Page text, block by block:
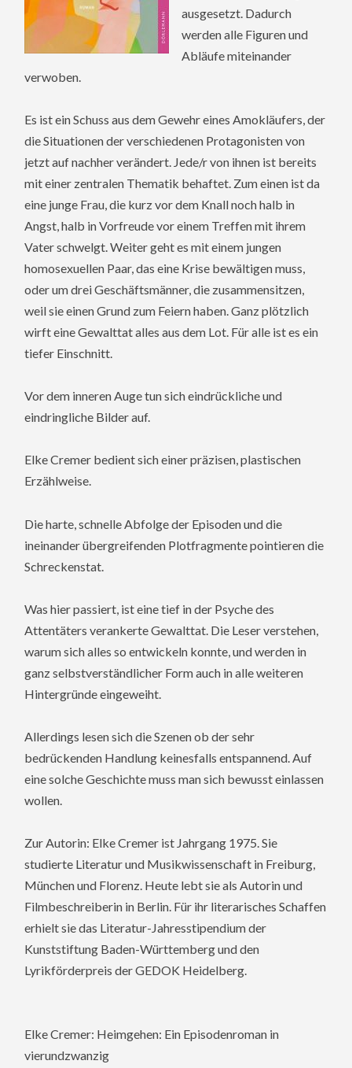
ausgesetzt. Dadurch
werden alle Figuren und
Abläufe miteinander
verwoben.
Es ist ein Schuss aus dem Gewehr eines Amokläufers, der
die Situationen der verschiedenen Protagonisten von
jetzt auf nachher verändert. Jede/r von ihnen ist bereits
mit einer zentralen Thematik behaftet. Zum einen ist da
eine junge Frau, die kurz vor dem Knall noch halb in
Angst, halb in Vorfreude vor einem Treffen mit ihrem
Vater schwelgt. Weiter geht es mit einem jungen
homosexuellen Paar, das eine Krise bewältigen muss,
oder um drei Geschäftsmänner, die zusammensitzen,
weil sie einen Grund zum Feiern haben. Ganz plötzlich
wirft eine Gewalttat alles aus dem Lot. Für alle ist es ein
tiefer Einschnitt.
Vor dem inneren Auge tun sich eindrückliche und
eindringliche Bilder auf.
Elke Cremer bedient sich einer präzisen, plastischen
Erzählweise.
Die harte, schnelle Abfolge der Episoden und die
ineinander übergreifenden Plotfragmente pointieren die
Schreckenstat.
Was hier passiert, ist eine tief in der Psyche des
Attentäters verankerte Gewalttat. Die Leser verstehen,
warum sich alles so entwickeln konnte, und werden in
ganz selbstverständlicher Form auch in alle weiteren
Hintergründe eingeweiht.
Allerdings lesen sich die Szenen ob der sehr
bedrückenden Handlung keinesfalls entspannend. Auf
eine solche Geschichte muss man sich bewusst einlassen
wollen.
Zur Autorin: Elke Cremer ist Jahrgang 1975. Sie
studierte Literatur­ und Musikwissenschaft in Freiburg,
München und Florenz. Heute lebt sie als Autorin und
Filmbeschreiberin in Berlin. Für ihr literarisches Schaffen
erhielt sie das Literatur-­Jahresstipendium der
Kunststiftung Baden­-Württemberg und den
Lyrikförderpreis der GEDOK Heidelberg.
Elke Cremer: Heimgehen: Ein Episodenroman in
vierundzwanzig